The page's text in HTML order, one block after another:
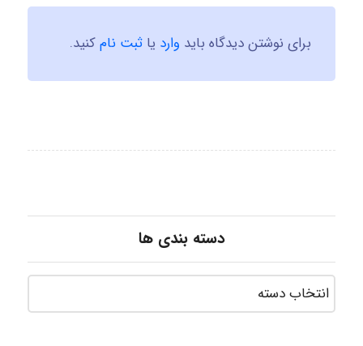
برای نوشتن دیدگاه باید وارد یا ثبت نامکنید.
دسته بندی ها